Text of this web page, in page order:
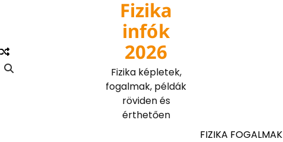
Fizika
infók
2026
Fizika képletek,
fogalmak, példák
röviden és
érthetően
FIZIKA FOGALMAK